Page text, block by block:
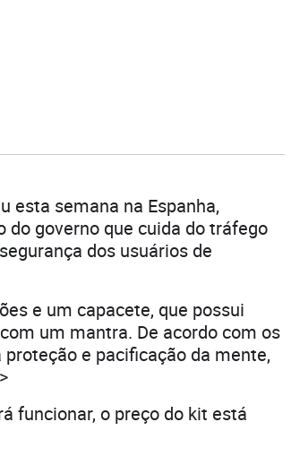
esta semana na Espanha,
governo que cuida do tráfego
dos usuários de
e um capacete, que possui
um mantra. De acordo com os
e pacificação da mente,
funcionar, o preço do kit está